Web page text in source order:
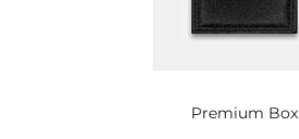
Premium Box